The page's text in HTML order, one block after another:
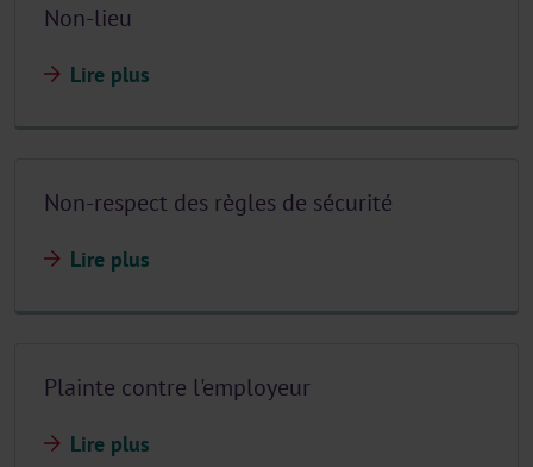
Non-lieu
Lire plus
Non-respect des règles de sécurité
Lire plus
Plainte contre l'employeur
Lire plus